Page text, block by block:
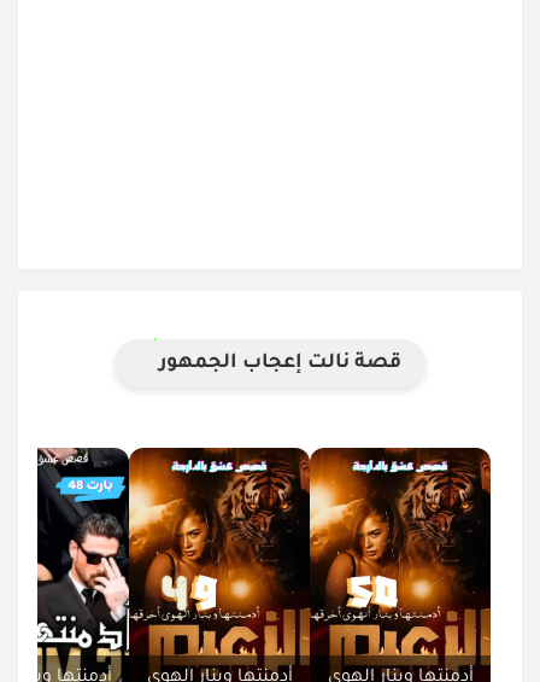
قصة نالت إعجاب الجمهور